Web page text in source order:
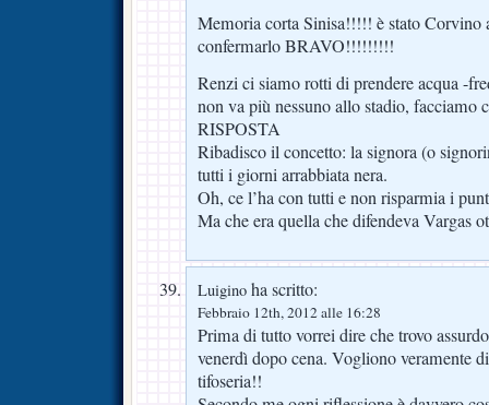
Memoria corta Sinisa!!!!! è stato Corvino
confermarlo BRAVO!!!!!!!!!
Renzi ci siamo rotti di prendere acqua -
non va più nessuno allo stadio, facciamo
RISPOSTA
Ribadisco il concetto: la signora (o
tutti i giorni arrabbiata nera.
Oh, ce l’ha con tutti e non risparmia i
Ma che era quella che difendeva Vargas
Luigino ha scritto:
Febbraio 12th, 2012 alle 16:28
Prima di tutto vorrei dire che trovo
venerdì dopo cena. Vogliono veramente
tifoseria!!